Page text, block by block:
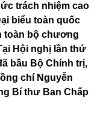
trách nhiệm cao
biểu toàn quốc
toàn bộ chương
Hội nghị lần thứ
bầu Bộ Chính trị,
chí Nguyễn
Bí thư Ban Chấp